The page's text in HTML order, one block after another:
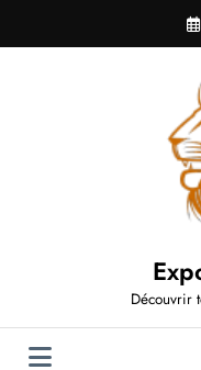
contenu
Découvrir